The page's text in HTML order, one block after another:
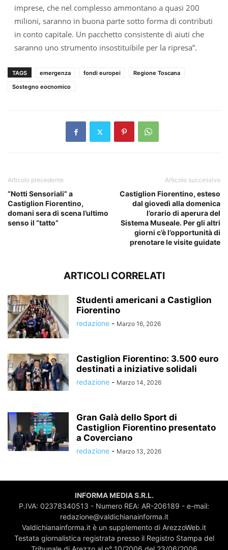
imprese, che nel complesso ammontano a quasi 200
milioni, saranno in buona parte sotto forma di contributi
in conto capitale. Un pacchetto consistente di aiuti che
saranno uno strumento insostituibile per la ripresa”.
TAGS emergenza fondi europei
Regione Toscana
Sostegno eocnomico
Articolo precedente
“Notti Sensoriali” a
Castiglion Fiorentino,
domani sera di scena l’ultimo
senso il “tatto”
Articolo successivo
Castiglion Fiorentino, esteso
dal giovedì alla domenica
l’orario di aperura del
Sistema Museale. Per gli altri
giorni c’è l’opportunità di
prenotare le visite guidate
ARTICOLI CORRELATI
Studenti americani a Castiglion
Fiorentino
redazione - Marzo 16, 2026
Castiglion Fiorentino: 3.500 euro
destinati a iniziative solidali
redazione - Marzo 14, 2026
Gran Galà dello Sport di
Castiglion Fiorentino presentato
a Coverciano
redazione - Marzo 13, 2026
INFORMA MEDIA S.R.L.
P.IVA: 02378340513 - Numero REA: AR-206189 - e-mail:
redazione@valdichianainforma.it
Valdichianainforma.it è un supplemento di ArezzoWeb.it
Testata giornalistica registrata presso il Registro Stampa del